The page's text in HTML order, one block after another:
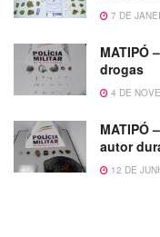
7 DE
MATIPÓ
drogas
4 DE
MATIPÓ
autor
12 DE